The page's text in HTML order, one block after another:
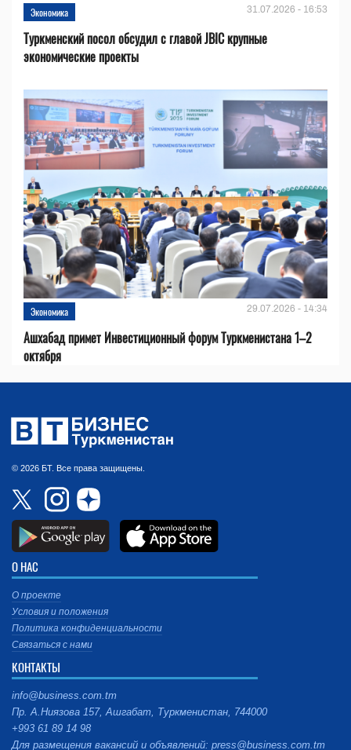
Экономика 31.07.2026 - 16:53
Туркменский посол обсудил с главой JBIC крупные
экономические проекты
Экономика 29.07.2026 - 14:34
Ашхабад примет Инвестиционный форум Туркменистана 1–2
октября
© 2026 БТ. Все права защищены.
О НАС
О проекте
Условия и положения
Политика конфиденциальности
Связаться с нами
КОНТАКТЫ
info@business.com.tm
Пр. А.Ниязова 157, Ашгабат, Туркменистан, 744000
+993 61 89 14 98
Для размещения вакансий и объявлений: press@business.com.tm